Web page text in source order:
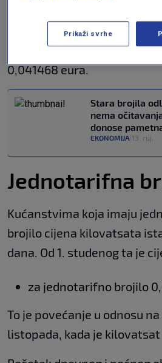
do 31. listopada, kada je u
kilovatsat bio 0,084512
0,041468 eura.
Stara brojila
nema
donose
EKONOMIJA 13. ruj.
Jednotarifna
Kućanstvima koja imaju
brojilo cijena kilovatsata
dana. Od 1. studenog ta je
za jednotarifno brojilo
To je povećanje u odnosu na
listopada, kada je kilovatsat
Prikaži svrhe